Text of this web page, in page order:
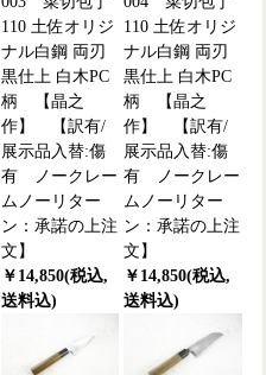
110 土佐オリジ
ナル白鋼 両刃
黒仕上 白木PC
柄 【晶之
作】 【訳有/
展示品入替:傷
有 ノークレー
ムノーリター
ン：承諾の上注
文】
￥14,850(税込,
送料込)
110 土佐オリジ
ナル白鋼 両刃
黒仕上 白木PC
柄 【晶之
作】 【訳有/
展示品入替:傷
有 ノークレー
ムノーリター
ン：承諾の上注
文】
￥14,850(税込,
送料込)